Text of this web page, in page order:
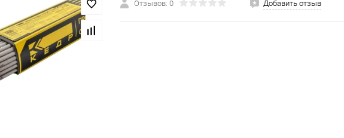
Отзывов: 0 Добавить отзыв